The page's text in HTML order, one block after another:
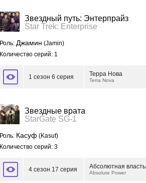
Звездный путь: Энтерпрайз
Star Trek: Enterprise
Роль: Джамин (Jamin)
Количество серий: 1
1 сезон 6 серия Терра Нова
Terra Nova
Звездные врата
StarGate SG-1
Роль: Касуф (Kasuf)
Количество серий: 3
4 сезон 17 серия Абсолютная власть
Absolute Power